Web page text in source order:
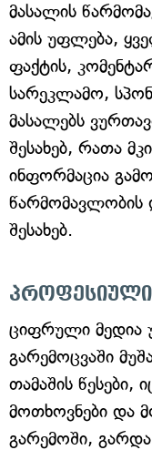
მასალის
ამის უფლება,
ფაქტის,
სარეკლამო,
მასალებს
შესახებ, რათა
ინფორმაცია
წარმომავლობის
შესახებ.
პროფესიული
ციფრული მედია
გარემოცვაში
თამაშის წესები,
მოთხოვნები და
გარემოში,